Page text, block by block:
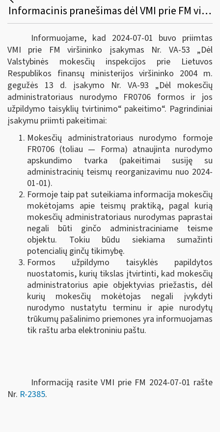
Informacinis pranešimas dėl VMI prie FM viršininko 2004-05-13 įsakymo Nr. VA-93 „Dėl Mokesčių administratoriaus nurodymo FR0706 formos ir jos užpildymo taisyklių tvirtinimo“ pakeitimo
Informuojame, kad 2024-07-01 buvo priimtas
VMI prie FM viršininko įsakymas Nr. VA-53 „Dėl
Valstybinės mokesčių inspekcijos prie Lietuvos
Respublikos finansų ministerijos viršininko 2004 m.
gegužės 13 d. įsakymo Nr. VA-93 „Dėl mokesčių
administratoriaus nurodymo FR0706 formos ir jos
užpildymo taisyklių tvirtinimo“ pakeitimo“. Pagrindiniai
įsakymu priimti pakeitimai:
Mokesčių administratoriaus nurodymo formoje
FR0706 (toliau — Forma) atnaujinta nurodymo
apskundimo tvarka (pakeitimai susiję su
administracinių teismų reorganizavimu nuo 2024-
01-01).
Formoje taip pat suteikiama informacija mokesčių
mokėtojams apie teismų praktiką, pagal kurią
mokesčių administratoriaus nurodymas paprastai
negali būti ginčo administraciniame teisme
objektu. Tokiu būdu siekiama sumažinti
potencialių ginčų tikimybę.
Formos užpildymo taisyklės papildytos
nuostatomis, kurių tikslas įtvirtinti, kad mokesčių
administratorius apie objektyvias priežastis, dėl
kurių mokesčių mokėtojas negali įvykdyti
nurodymo nustatytu terminu ir apie nurodytų
trūkumų pašalinimo priemones yra informuojamas
tik raštu arba elektroniniu paštu.
Informaciją rasite VMI prie FM 2024-07-01 rašte
Nr. R-2385.